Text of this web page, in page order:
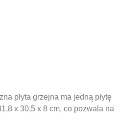
płyta grzejna ma jedną płytę
x 30,5 x 8 cm, co pozwala na